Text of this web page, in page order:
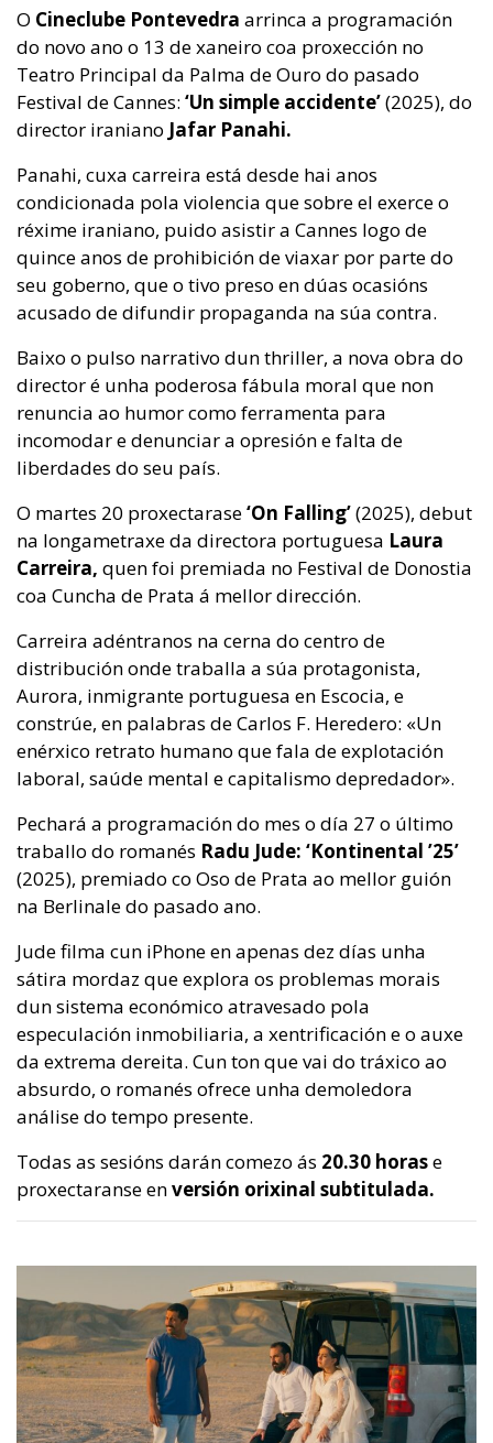
O Cineclube Pontevedra arrinca a programación
do novo ano o 13 de xaneiro coa proxección no
Teatro Principal da Palma de Ouro do pasado
Festival de Cannes: ‘Un simple accidente’(2025), do
director iraniano Jafar Panahi.
Panahi, cuxa carreira está desde hai anos
condicionada pola violencia que sobre el exerce o
réxime iraniano, puido asistir a Cannes logo de
quince anos de prohibición de viaxar por parte do
seu goberno, que o tivo preso en dúas ocasións
acusado de difundir propaganda na súa contra.
Baixo o pulso narrativo dun thriller, a nova obra do
director é unha poderosa fábula moral que non
renuncia ao humor como ferramenta para
incomodar e denunciar a opresión e falta de
liberdades do seu país.
O martes 20 proxectarase‘On Falling’(2025), debut
na longametraxe da directora portuguesa Laura
Carreira, quen foi premiada no Festival de Donostia
coa Cuncha de Prata á mellor dirección.
Carreira adéntranos na cerna do centro de
distribución onde traballa a súa protagonista,
Aurora, inmigrante portuguesa en Escocia, e
constrúe, en palabras de Carlos F. Heredero: «Un
enérxico retrato humano que fala de explotación
laboral, saúde mental e capitalismo depredador».
Pechará a programación do mes o día 27 o último
traballo do romanés Radu Jude: ‘Kontinental ’25’
(2025), premiado co Oso de Prata ao mellor guión
na Berlinale do pasado ano.
Jude filma cun iPhone en apenas dez días unha
sátira mordaz que explora os problemas morais
dun sistema económico atravesado pola
especulación inmobiliaria, a xentrificación e o auxe
da extrema dereita. Cun ton que vai do tráxico ao
absurdo, o romanés ofrece unha demoledora
análise do tempo presente.
Todas as sesións darán comezo ás 20.30 horase
proxectaranse enversión orixinal subtitulada.